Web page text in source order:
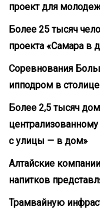
проект для
Более 25 тысяч
проекта «Самара в
Соревнования
ипподром в
Более 2,5 тысяч
с улицы — в дом»
Алтайские
напитков
Трамвайную